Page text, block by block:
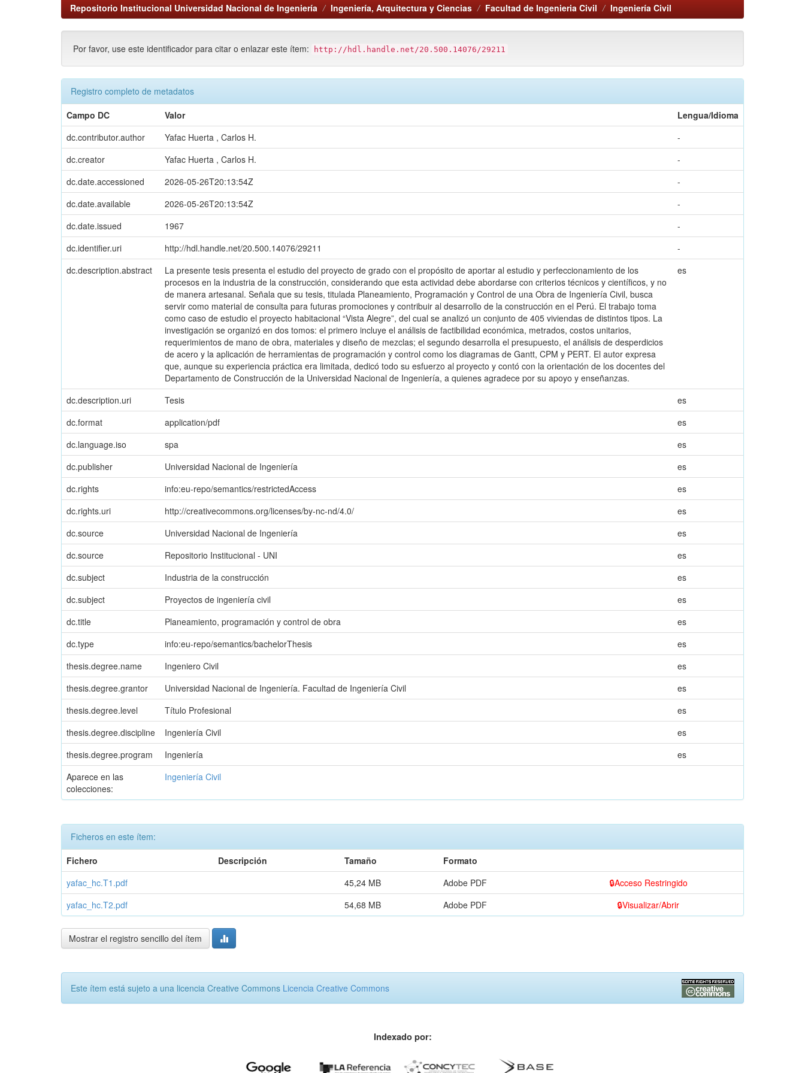
Repositorio Institucional Universidad Nacional de Ingeniería Ingeniería, Arquitectura y Ciencias Facultad de Ingenieria Civil Ingeniería Civil
Por favor, use este identificador para citar o enlazar este ítem: http://hdl.handle.net/20.500.14076/29211
Registro completo de metadatos
Campo DC
Valor
Lengua/Idioma
dc.contributor.author
Yafac Huerta , Carlos H.
-
dc.creator
Yafac Huerta , Carlos H.
-
dc.date.accessioned
2026-05-26T20:13:54Z
-
dc.date.available
2026-05-26T20:13:54Z
-
dc.date.issued
1967
-
dc.identifier.uri
http://hdl.handle.net/20.500.14076/29211
-
dc.description.abstract
La presente tesis presenta el estudio del proyecto de grado con el propósito de aportar al estudio y perfeccionamiento de los
procesos en la industria de la construcción, considerando que esta actividad debe abordarse con criterios técnicos y científicos, y no
de manera artesanal. Señala que su tesis, titulada Planeamiento, Programación y Control de una Obra de Ingeniería Civil, busca
servir como material de consulta para futuras promociones y contribuir al desarrollo de la construcción en el Perú. El trabajo toma
como caso de estudio el proyecto habitacional “Vista Alegre”, del cual se analizó un conjunto de 405 viviendas de distintos tipos. La
investigación se organizó en dos tomos: el primero incluye el análisis de factibilidad económica, metrados, costos unitarios,
requerimientos de mano de obra, materiales y diseño de mezclas; el segundo desarrolla el presupuesto, el análisis de desperdicios
de acero y la aplicación de herramientas de programación y control como los diagramas de Gantt, CPM y PERT. El autor expresa
que, aunque su experiencia práctica era limitada, dedicó todo su esfuerzo al proyecto y contó con la orientación de los docentes del
Departamento de Construcción de la Universidad Nacional de Ingeniería, a quienes agradece por su apoyo y enseñanzas.
es
dc.description.uri Tesis
es
dc.format
application/pdf
es
dc.language.iso
spa
es
dc.publisher
Universidad Nacional de Ingeniería
es
dc.rights
info:eu-repo/semantics/restrictedAccess
es
dc.rights.uri
http://creativecommons.org/licenses/by-nc-nd/4.0/
es
dc.source
Universidad Nacional de Ingeniería
es
dc.source
Repositorio Institucional - UNI
es
dc.subject
Industria de la construcción
es
dc.subject
Proyectos de ingeniería civil
es
dc.title
Planeamiento, programación y control de obra
es
dc.type
info:eu-repo/semantics/bachelorThesis
es
thesis.degree.name
Ingeniero Civil
es
thesis.degree.grantor
Universidad Nacional de Ingeniería. Facultad de Ingeniería Civil
es
thesis.degree.level
Título Profesional
es
thesis.degree.discipline
Ingeniería Civil
es
thesis.degree.program
Ingeniería
es
Aparece en las
colecciones:
Ingeniería Civil
Ficheros en este ítem:
Fichero
Descripción Tamaño
Formato
yafac_hc.T1.pdf
45,24 MB Adobe PDF
Acceso Restringido
yafac_hc.T2.pdf
54,68 MB Adobe PDF Visualizar/Abrir
Mostrar el registro sencillo del ítem
Este ítem está sujeto a una licencia Creative Commons Licencia Creative Commons
Indexado por: